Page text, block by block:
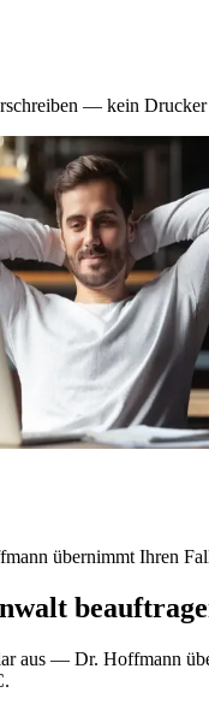
— kein
übernimmt Ihren
aus — Dr. Hoffmann
.